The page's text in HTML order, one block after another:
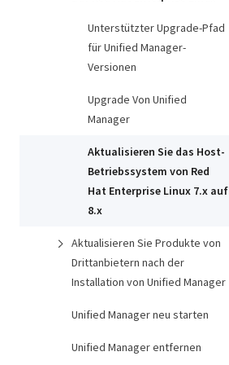
Unterstützter Upgrade-Pfad
für Unified Manager-
Versionen
Upgrade Von Unified
Manager
Aktualisieren Sie das Host-
Betriebssystem von Red
Hat Enterprise Linux 7.x auf
8.x
Aktualisieren Sie Produkte von
Drittanbietern nach der
Installation von Unified Manager
Unified Manager neu starten
Unified Manager entfernen